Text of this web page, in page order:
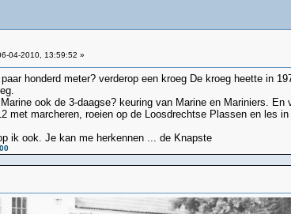
04-2010, 13:59:52 »
honderd meter? verderop een kroeg De kroeg heette in
ook de 3-daagse? keuring van Marine en Mariniers.
met marcheren, roeien op de Loosdrechtse Plassen en les
ik ook. Je kan me herkennen ... de Knapste